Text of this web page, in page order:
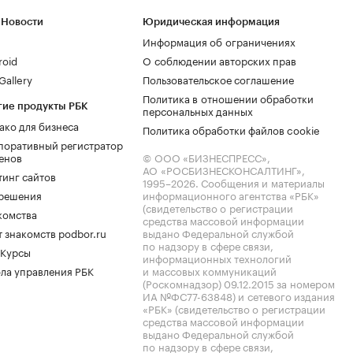
продукты РБК
для бизнеса
регистратор
сайтов
знакомств podbor.ru
управления РБК
Юридическая информация
Информация об ограничениях
О соблюдении авторских прав
Пользовательское соглашение
Политика в отношении обработки
персональных данных
Политика обработки файлов cookie
© ООО «БИЗНЕСПРЕСС»,
АО «РОСБИЗНЕСКОНСАЛТИНГ»,
1995–2026. Сообщения и материалы
информационного агентства «РБК»
(свидетельство о регистрации
средства массовой информации
выдано Федеральной службой
по надзору в сфере связи,
информационных технологий
и массовых коммуникаций
(Роскомнадзор) 09.12.2015 за номером
ИА №ФС77-63848) и сетевого издания
«РБК» (свидетельство о регистрации
средства массовой информации
выдано Федеральной службой
по надзору в сфере связи,